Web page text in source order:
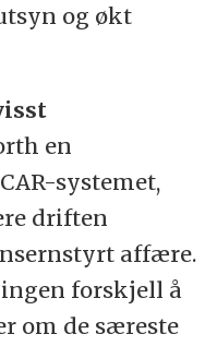
og økt
en
systemet,
driften
affære.
forskjell å
om de særeste